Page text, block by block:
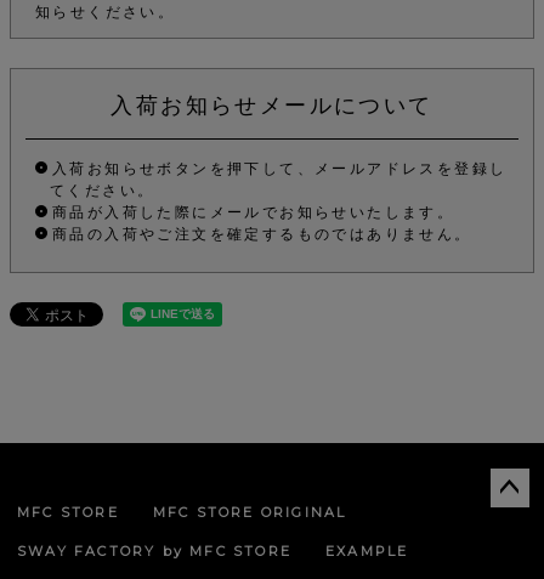
知らせください。
入荷お知らせメールについて
入荷お知らせボタンを押下して、メールアドレスを登録し
てください。
商品が入荷した際にメールでお知らせいたします。
商品の入荷やご注文を確定するものではありません。
MFC STORE MFC STORE ORIGINAL
SWAY FACTORY by MFC STORE EXAMPLE